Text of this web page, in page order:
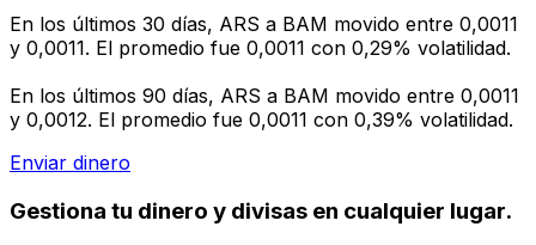
En los últimos 30 días, ARS a BAM movido entre 0,0011
y 0,0011. El promedio fue 0,0011 con 0,29% volatilidad.
En los últimos 90 días, ARS a BAM movido entre 0,0011
y 0,0012. El promedio fue 0,0011 con 0,39% volatilidad.
Enviar dinero
Gestiona tu dinero y divisas en cualquier lugar.